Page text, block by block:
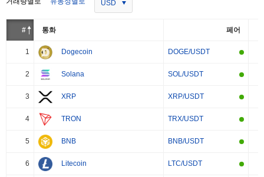
USD
# 통화 페어
1 Dogecoin DOGE/USDT
2 Solana SOL/USDT
3 XRP XRP/USDT
4 TRON TRX/USDT
5 BNB BNB/USDT
6 Litecoin LTC/USDT